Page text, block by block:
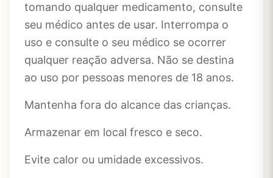
tomando qualquer medicamento, consulte
seu médico antes de usar. Interrompa o
uso e consulte o seu médico se ocorrer
qualquer reação adversa. Não se destina
ao uso por pessoas menores de 18 anos.
Mantenha fora do alcance das crianças.
Armazenar em local fresco e seco.
Evite calor ou umidade excessivos.